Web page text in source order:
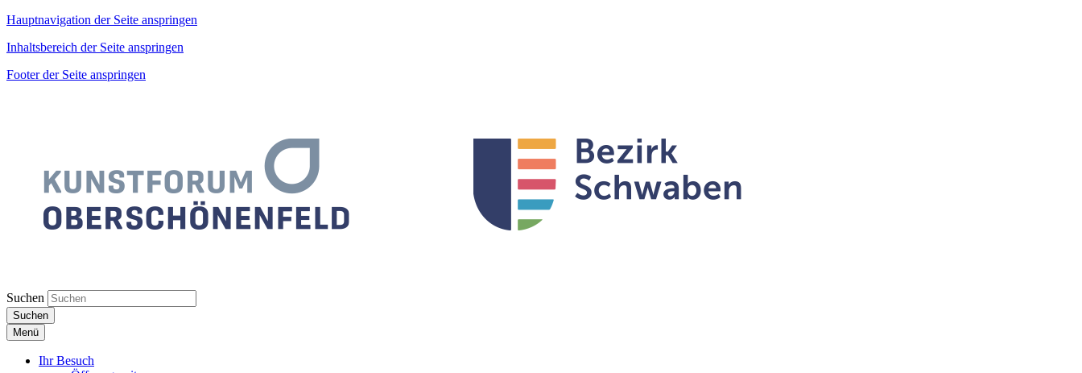
Hauptnavigation der Seite anspringen
Inhaltsbereich der Seite anspringen
Footer der Seite anspringen
Suchen
Suchen
Menü
Ihr Besuch